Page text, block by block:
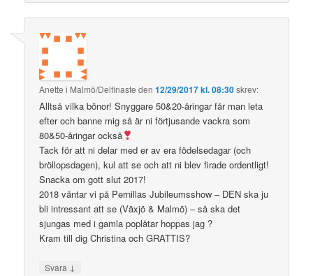
Anette i Malmö/Delfinaste den12/29/2017 kl. 08:30skrev:
Alltså vilka bönor! Snyggare 50&20-åringar får man leta
efter och banne mig så är ni förtjusande vackra som
80&50-åringar också
Tack för att ni delar med er av era födelsedagar (och
bröllopsdagen), kul att se och att ni blev firade ordentligt!
Snacka om gott slut 2017!
2018 väntar vi på Pernillas Jubileumsshow – DEN ska ju
bli intressant att se (Växjö & Malmö) – så ska det
sjungas med i gamla poplåtar hoppas jag ?
Kram till dig Christina och GRATTIS?
Svara ↓